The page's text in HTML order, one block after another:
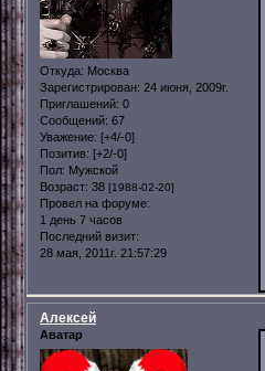
Откуда: Москва
Зарегистрирован: 24 июня, 2009г.
Приглашений: 0
Сообщений: 67
Уважение: [+4/-0]
Позитив: [+2/-0]
Пол: Мужской
Возраст: 38 [1988-02-20]
Провел на форуме:
1 день 7 часов
Последний визит:
28 мая, 2011г. 21:57:29
Алексей
Аватар